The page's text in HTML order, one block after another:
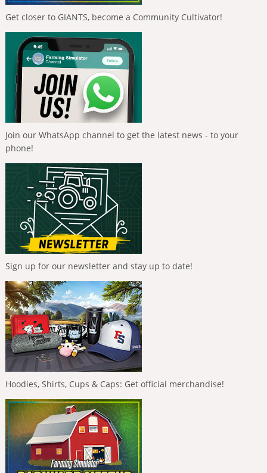
Get closer to GIANTS, become a Community Cultivator!
Join our WhatsApp channel to get the latest news - to your
phone!
Sign up for our newsletter and stay up to date!
Hoodies, Shirts, Cups & Caps: Get official merchandise!